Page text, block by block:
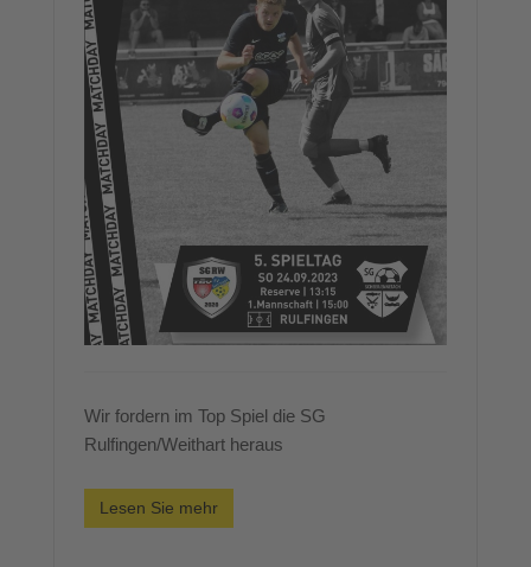
Wir fordern im Top Spiel die SG
Rulfingen/Weithart heraus
Lesen Sie mehr